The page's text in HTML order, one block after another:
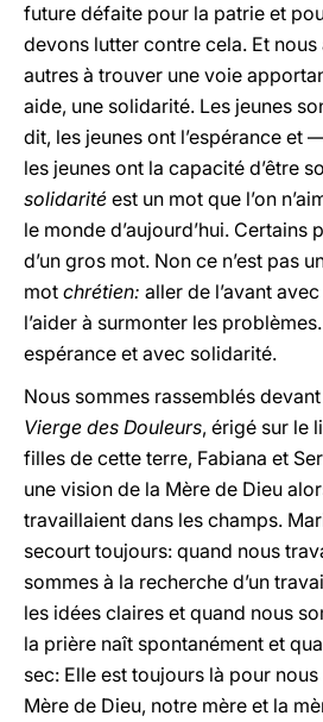
future défaite pour la patrie et
devons lutter contre cela. Et nous
autres à trouver une voie
aide, une solidarité. Les jeunes
dit, les jeunes ont l’espérance
les jeunes ont la capacité d’être
solidarité est un mot que l’on
le monde d’aujourd’hui. Certains
d’un gros mot. Non ce n’est pas
mot chrétien: aller de l’avant
l’aider à surmonter les
espérance et avec solidarité.
Nous sommes rassemblés
Vierge des Douleurs, érigé sur le
filles de cette terre, Fabiana et
une vision de la Mère de Dieu
travaillaient dans les champs.
secourt toujours: quand nous
sommes à la recherche d’un
les idées claires et quand nous
la prière naît spontanément et
sec: Elle est toujours là pour
Mère de Dieu, notre mère et la